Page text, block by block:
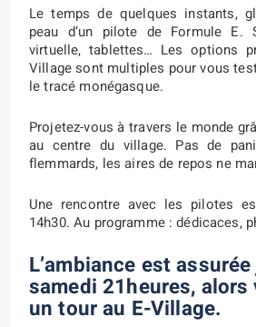
Le temps de quelques instants,
peau d’un pilote de Formule E.
virtuelle, tablettes… Les options
Village sont multiples pour vous
le tracé monégasque.
Projetez-vous à travers le monde
au centre du village. Pas de
flemmards, les aires de repos ne
Une rencontre avec les pilotes
14h30. Au programme : dédicaces,
L’ambiance est assurée
samedi 21heures, alors
un tour au E-Village.